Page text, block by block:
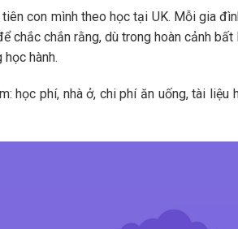
con mình theo học tại UK. Mỗi gia
chắn rằng, dù trong hoàn cảnh bất
hành.
học phí, nhà ở, chi phí ăn uống, tài liệu